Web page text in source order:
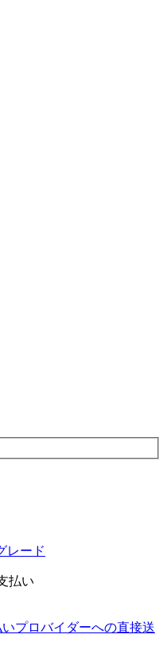
レード
払い
プロバイダーへの直接送